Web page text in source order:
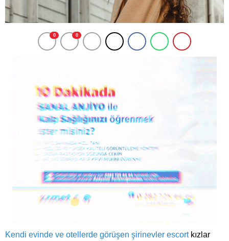
0 0
Kendi evinde ve otellerde görüşen şirinevler escortkızlar